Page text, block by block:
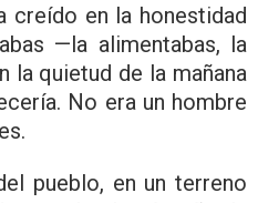
creído en la honestidad
—la alimentabas, la
la quietud de la mañana
No era un hombre
pueblo, en un terreno